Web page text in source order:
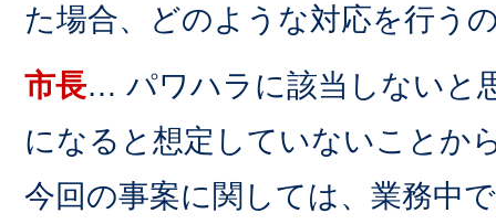
た場合、どのような対応を行う
市長… パワハラに該当しないと
になると想定していないことか
今回の事案に関しては、業務中